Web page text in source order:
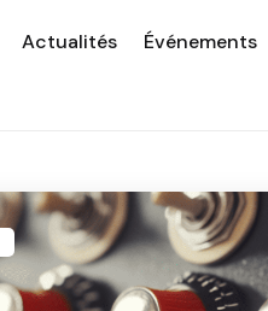
Actualités Événements